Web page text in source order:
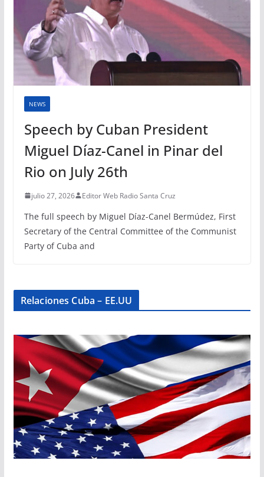
NEWS
Speech by Cuban President
Miguel Díaz-Canel in Pinar del
Rio on July 26th
julio 27, 2026 Editor Web Radio Santa Cruz
The full speech by Miguel Díaz-Canel Bermúdez, First
Secretary of the Central Committee of the Communist
Party of Cuba and
Relaciones Cuba – EE.UU